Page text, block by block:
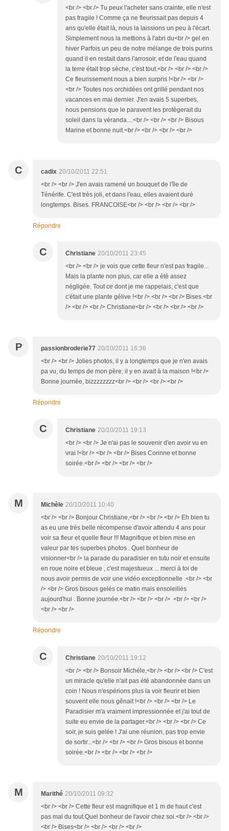
<br /> <br /> Tu peux l'acheter sans crainte, elle n'est
pas fragile ! Comme ça ne fleurissait pas depuis 4
ans qu'elle était là, nous la laissions un peu à l'écart.
Simplement nous la mettions à l'abri du<br /> gel en
hiver Parfois un peu de notre mélange de trois purins
quand il en restait dans l'arrosoir, et de l'eau quand
la terre était trop sèche, c'est tout.<br /> <br /> <br />
Ce fleurissement nous a bien surpris !<br /> <br />
<br /> Toutes nos orchidées ont grillé pendant nos
vacances en mai dernier. J'en avais 5 superbes,
nous pensions que le paravent les protègerait du
soleil dans la véranda....<br /> <br /> <br /> Bisous
Marine et bonne nuit.<br /> <br /> <br /> <br />
C cadix 20/10/2011 22:51
<br /> <br /> J'en avais ramené un bouquet de l'île de
Ténérife. C'est très joli, et dans l'eau, elles avaient duré
longtemps. Bises. FRANCOISE<br /> <br /> <br /> <br />
Répondre
C Christiane 20/10/2011 23:45
<br /> <br /> je vois que cette fleur n'est pas fragile...
Mais la plante non plus, car elle a été assez
négligée. Tout ce dont je me rappelais, c'est que
c'était une plante gélive !<br /> <br /> <br /> Bises.<br
/> <br /> <br /> Christiane<br /> <br /> <br /> <br />
P passionbroderie77 20/10/2011 16:36
<br /> <br /> Jolies photos, il y a longtemps que je n'en avais
pa vu, du temps de mon père; il y en avait à la maison !<br />
Bonne journée, bizzzzzzzz<br /> <br /> <br /> <br />
Répondre
C Christiane 20/10/2011 19:13
<br /> <br /> Je n'ai pas le souvenir d'en avoir vu en
vrai !<br /> <br /> <br /> Bises Corinne et bonne
soirée.<br /> <br /> <br /> <br />
M Michèle 20/10/2011 10:40
<br /> <br /> Bonjour Christiane,<br /> <br /> <br /> Eh bien tu
as eu une très belle récompense d'avoir attendu 4 ans pour
voir sa fleur et quelle fleur !!! Magnifique et bien mise en
valeur par tes superbes photos . Quel bonheur de
visionner<br /> la parade du paradisier en tutu noir et ensuite
en roue noire et bleue , c'est majestueux ... merci à toi de
nous avoir permis de voir une vidéo exceptionnelle .<br /> <br
/> <br /> Gros bisous gelés ce matin mais ensoleillés
aujourd'hui . Bonne journée.<br /> <br /> <br /> <br /> <br />
<br /> <br />
Répondre
C Christiane 20/10/2011 19:12
<br /> <br /> Bonsoir Michèle,<br /> <br /> <br /> C'est
un miracle qu'elle n'ait pas été abandonnée dans un
coin ! Nous n'espérions plus la voir fleurir et bien
souvent elle nous gênait !<br /> <br /> <br /> Le
Paradisier m'a vraiment impressionnée et j'ai tout de
suite eu envie de la partager.<br /> <br /> <br /> Ce
soir, je suis gelée ! J'ai une réunion, pas trop envie
de sortir...<br /> <br /> <br /> Gros bisous et bonne
soirée.<br /> <br /> <br /> <br />
M Marithé 20/10/2011 09:32
<br /> <br /> Cette fleur est magnifique et 1 m de haut c'est
pas mal du tout.Quel bonheur de l'avoir chez soi.<br /> <br />
<br /> Bises<br /> <br /> <br /> <br />